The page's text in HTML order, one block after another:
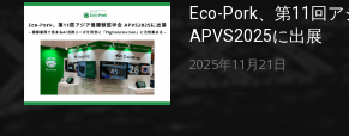
Eco-Pork、第11回
APVS2025に出展
2025年11月21日